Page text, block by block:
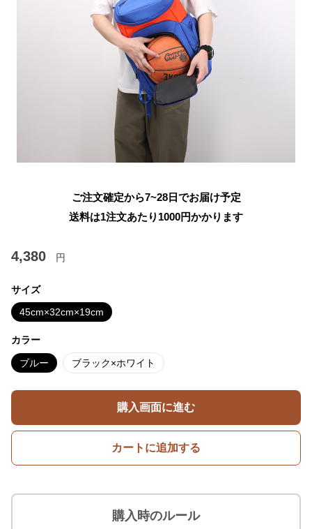
ご注文確定から7~28日でお届け予定
送料は1注文あたり 1000円かかります
4,380 円
サイズ
45cm×32cm×19cm
カラー
ブルー ブラック×ホワイト
購入画面に進む
カートに追加する
購入時のルール